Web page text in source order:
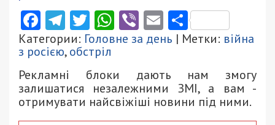
Facebook
Telegram
Twitter
WhatsApp
ViberEmail
Категории: Головне за день | Метки: війна
з росією,обстріл
Рекламні блоки дають нам змогу
залишатися незалежними ЗМІ, а вам -
отримувати найсвіжіші новини під ними.